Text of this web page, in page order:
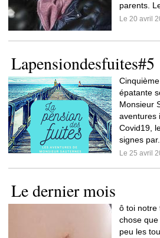
parents.
Le 20 avril
Lapensiondesfuites#5
épatante
Monsieur
aventures
Covid19,
signes
Le 25 avril
Le dernier mois
ô toi notre
chose
peu les